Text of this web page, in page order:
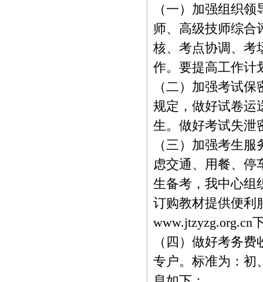
（一）加强组织
师、高级技师综合
核、考点协调、考
作。要提高工作计
（二）加强考试
规定，做好试卷运
生。做好考试失泄
（三）加强考生
虑交通、用餐、停
生备考，我中心组
订购教材提供便利
www.jtzyzg.org.cn
（四）做好考务
专户。标准为：初